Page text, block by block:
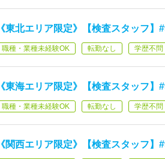
《東北エリア限定》【検査スタッフ】
職種・業種未経験OK 転勤なし 学歴不問
《東海エリア限定》【検査スタッフ】
職種・業種未経験OK 転勤なし 学歴不問
《関西エリア限定》【検査スタッフ】